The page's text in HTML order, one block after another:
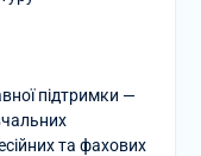
підтримки —
та фахових